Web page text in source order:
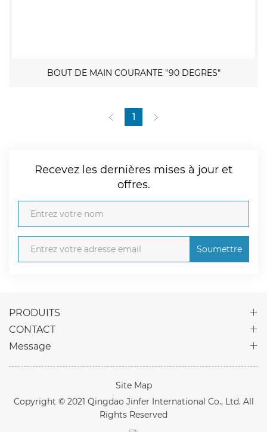
BOUT DE MAIN COURANTE "90 DEGRES"
1
Recevez les dernières mises à jour et
offres.
Soumettre
PRODUITS
CONTACT
Message
Site Map
Copyright © 2021 Qingdao Jinfer International Co., Ltd. All
Rights Reserved